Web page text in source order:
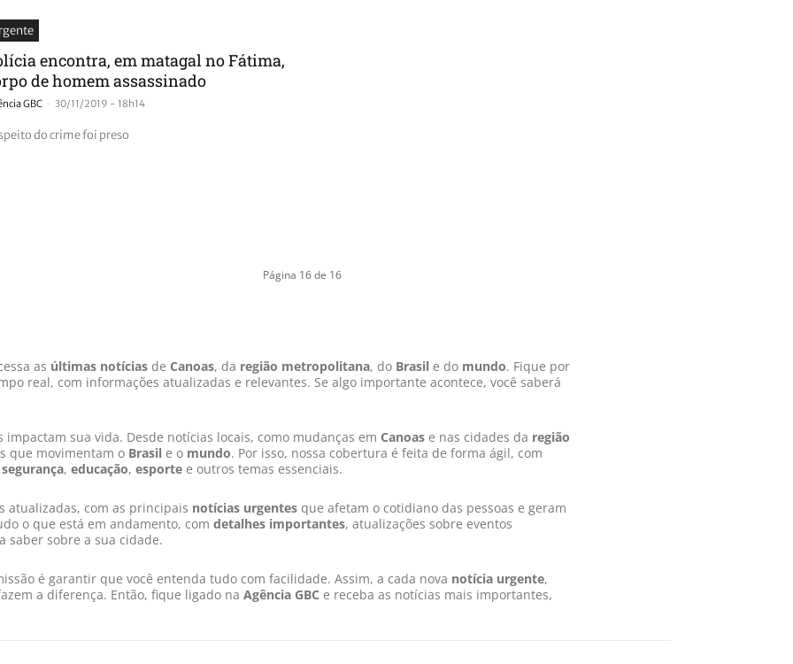
encontra, em matagal no Fátima,
de homem assassinado
GBC - 30/11/2019 - 18h14
do crime foi preso
Página 16 de 16
as últimas notícias de Canoas, da região metropolitana, do Brasil e do mundo. Fique por
real, com informações atualizadas e relevantes. Se algo importante acontece, você saberá
sua vida. Desde notícias locais, como mudanças em Canoas e nas cidades da região
que movimentam o Brasil e o mundo. Por isso, nossa cobertura é feita de forma ágil, com
segurança, educação, esporte e outros temas essenciais.
atualizadas, com as principais notícias urgentes que afetam o cotidiano das pessoas e geram
o que está em andamento, com detalhes importantes, atualizações sobre eventos
saber sobre a sua cidade.
é garantir que você entenda tudo com facilidade. Assim, a cada nova notícia urgente,
a diferença. Então, fique ligado na Agência GBC e receba as notícias mais importantes,